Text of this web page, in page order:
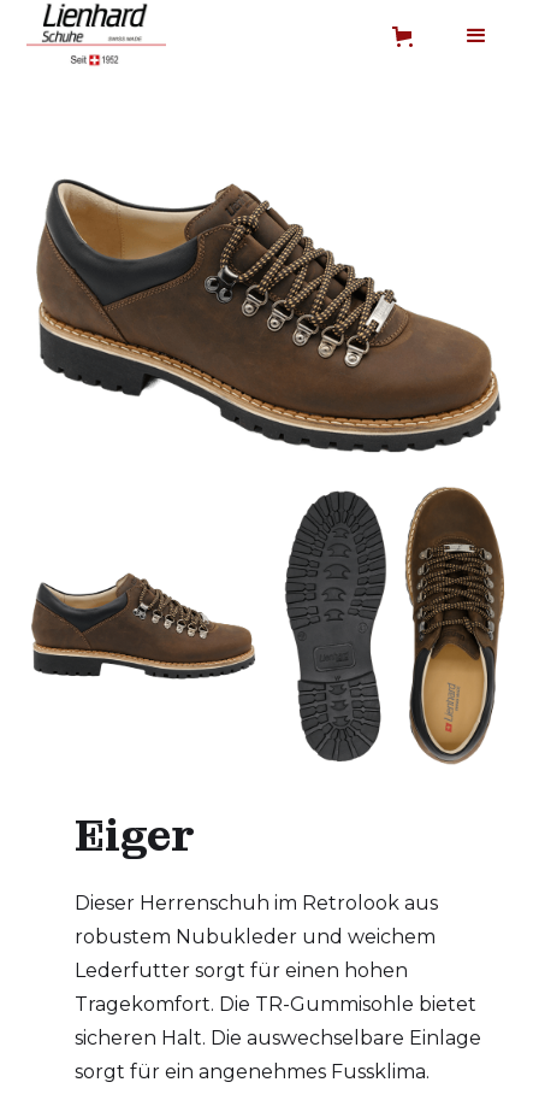
Eiger
Dieser Herrenschuh im Retrolook aus
robustem Nubukleder und weichem
Lederfutter sorgt für einen hohen
Tragekomfort. Die TR-Gummisohle bietet
sicheren Halt. Die auswechselbare Einlage
sorgt für ein angenehmes Fussklima.